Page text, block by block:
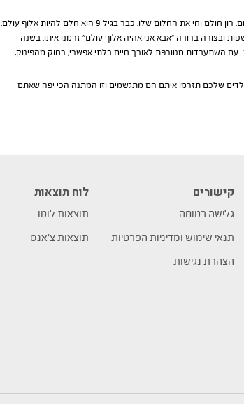
להיות מצליחן זה קודם כל לחלום. רון חולם וחי את החלום שלו. כבר בגיל 9 הוא חלם להיות אלוף עולם.
ובצורה ברורה “אבא אני אהיה אלוף עולם” זרמנו איתו. בשנה
שעברה, קצת לפני גיל 18 הוא סיים במקום 5 באליפות העולם בטריאתלון לנוער עד גלאי 19. עם השתעבדות מטורפת לאורך חיים בלתי אפשרי, רחוק מהפינוק,
שלכם תזרמו איתם הם מתגשמים וזו המתנה הכי יפה שאתם
קישורים
גלישה בטוחה
תנאי שימוש ומדיניות הפרטיות
הצהרת נגישות
לוח תוצאות
תוצאות לוטו
תוצאות צ’אנס